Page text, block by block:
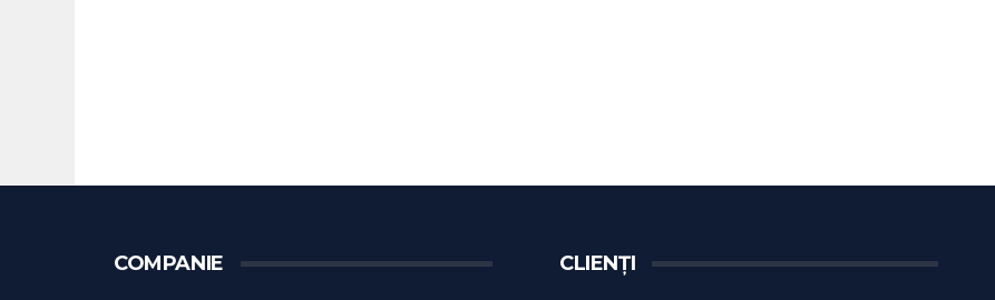
COMPANIE CLIENȚI